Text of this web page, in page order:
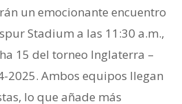
un emocionante encuentro
Stadium a las 11:30 a.m.,
15 del torneo Inglaterra –
2025. Ambos equipos llegan
lo que añade más